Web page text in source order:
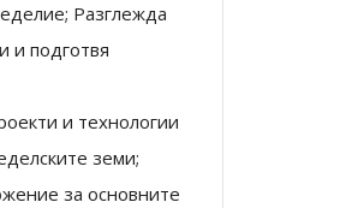
Разглежда
и подготвя
и технологии
земи;
за основните